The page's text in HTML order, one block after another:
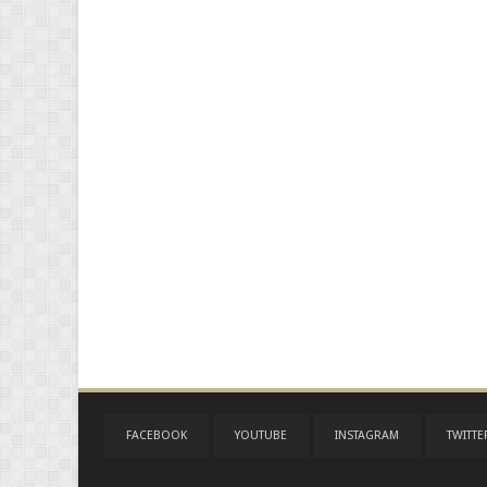
FACEBOOK YOUTUBE INSTAGRAM